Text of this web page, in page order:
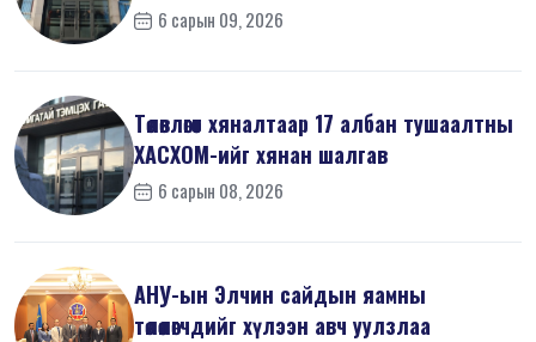
6 сарын 09, 2026
Төлөвлөгөөт хяналтаар 17 албан тушаалтны
ХАСХОМ-ийг хянан шалгав
6 сарын 08, 2026
АНУ-ын Элчин сайдын яамны
төлөөлөгчдийг хүлээн авч уулзлаа